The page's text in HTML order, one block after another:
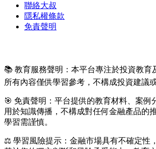
聯絡大叔
隱私權條款
免責聲明
📚 教育服務聲明：本平台專注於投資教育
所有內容僅供學習參考，不構成投資建議
🎯 免責聲明：平台提供的教育材料、案例
用於知識傳播，不構成對任何金融產品的
學習需謹慎。
⚖️ 學習風險提示：金融市場具有不確定性